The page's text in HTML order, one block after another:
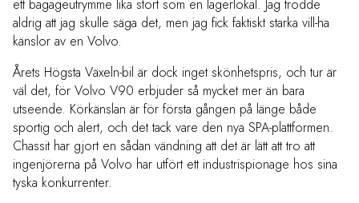
ett bagageutrymme lika stort som en lagerlokal. Jag trodde
aldrig att jag skulle säga det, men jag fick faktiskt starka vill-ha
känslor av en Volvo.
Årets Högsta Växeln-bil är dock inget skönhetspris, och tur är
väl det, för Volvo V90 erbjuder så mycket mer än bara
utseende. Körkänslan är för första gången på länge både
sportig och alert, och det tack vare den nya SPA-plattformen.
Chassit har gjort en sådan vändning att det är lätt att tro att
ingenjörerna på Volvo har utfört ett industrispionage hos sina
tyska konkurrenter.